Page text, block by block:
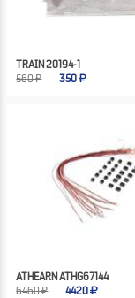
TRAIN 20194-1
560 ₽
350
ATHEARN ATHG67144
6460 ₽
4420